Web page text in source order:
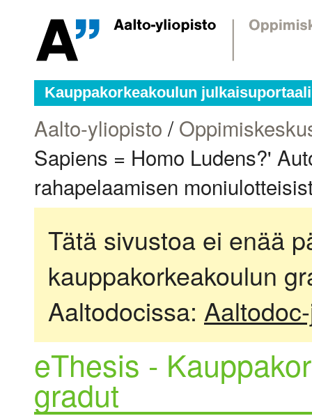
Kauppakorkeakoulun julkaisuportaali
Aalto-yliopisto /
Sapiens = Homo Ludens?'
rahapelaamisen
Tätä sivustoa ei enää
kauppakorkeakoulun
Aaltodocissa:
eThesis -
gradut